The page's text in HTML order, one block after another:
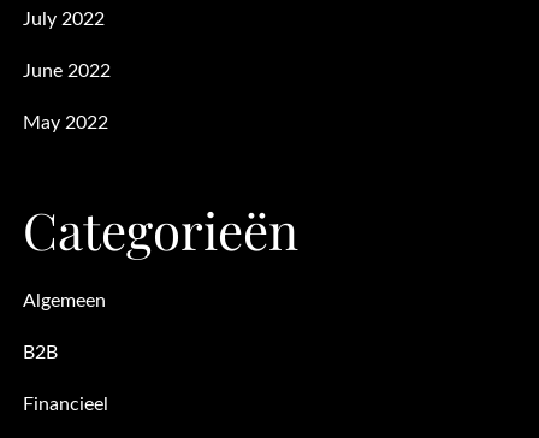
July 2022
June 2022
May 2022
Categorieën
Algemeen
B2B
Financieel